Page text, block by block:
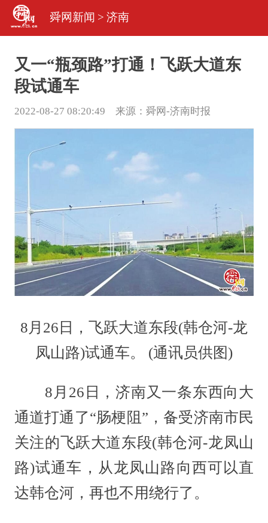
舜网新闻 > 济南
又一“瓶颈路”打通！飞跃大道东
段试通车
2022-08-27 08:20:49 来源： 舜网-济南时报
8月26日，飞跃大道东段(韩仓河-龙
凤山路)试通车。 (通讯员供图)
8月26日，济南又一条东西向大
通道打通了“肠梗阻”，备受济南市民
关注的飞跃大道东段(韩仓河-龙凤山
路)试通车，从龙凤山路向西可以直
达韩仓河，再也不用绕行了。